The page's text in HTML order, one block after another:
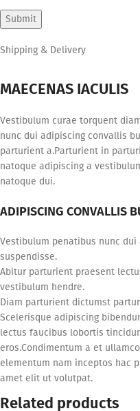
Shipping & Delivery
MAECENAS IACULIS
Vestibulum curae torquent
nunc dui adipiscing convallis
parturient a.Parturient in
natoque adipiscing a
natoque dui.
ADIPISCING CONVALLIS
Vestibulum penatibus nunc
suspendisse.
Abitur parturient praesent
vestibulum hendre.
Diam parturient dictumst
Scelerisque adipiscing
lectus faucibus lobortis
eros.Condimentum a et
elementum nam inceptos hac
amet elit ut volutpat.
Related products